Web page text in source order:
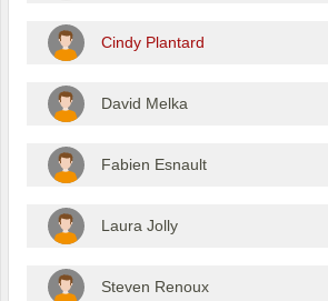
Cindy Plantard
David Melka
Fabien Esnault
Laura Jolly
Steven Renoux